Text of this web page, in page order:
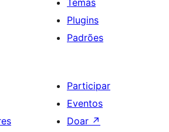
Temas
Plugins
Padrões
Participar
Eventos
Doar ↗